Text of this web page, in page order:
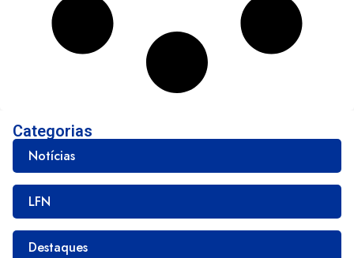
Categorias
Notícias
LFN
Destaques